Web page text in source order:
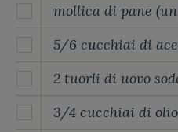
mollica di pane
5/6 cucchiai di
2 tuorli di uovo
3/4 cucchiai di